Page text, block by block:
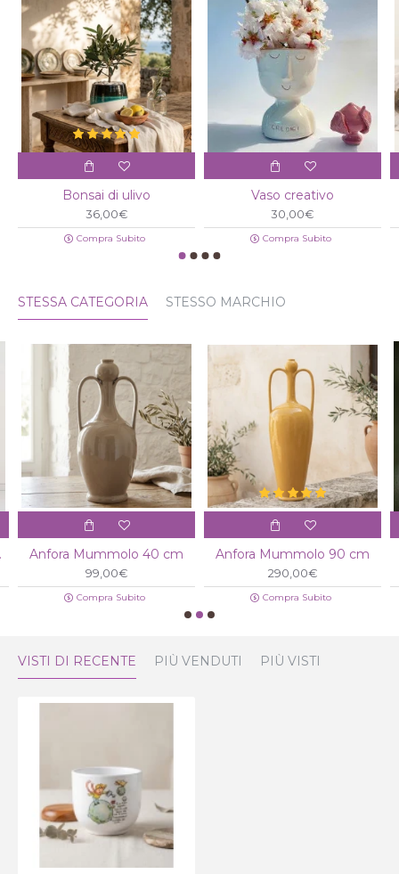
Bonsai di ulivo
36,00€
Compra Subito
Vaso creativo
30,00€
Compra Subito
STESSA CATEGORIA STESSO MARCHIO
Anfora Mummolo 40 cm
99,00€
Compra Subito
Anfora Mummolo 90 cm
290,00€
Compra Subito
VISTI DI RECENTE PIÙ VENDUTI PIÙ VISTI